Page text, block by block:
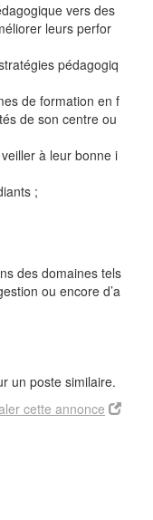
vers des
leurs perfor
pédagogiq
de formation en f
de son centre ou
à leur bonne i
;
des domaines tels
ou encore d’a
un poste similaire.
cette annonce